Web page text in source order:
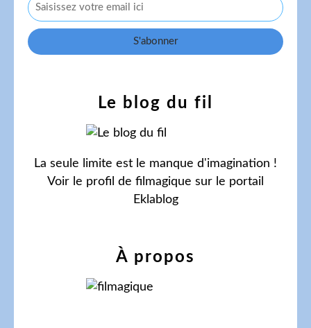
Le blog du fil
La seule limite est le manque d'imagination !
Voir le profil de filmagique sur le portail
Eklablog
À propos